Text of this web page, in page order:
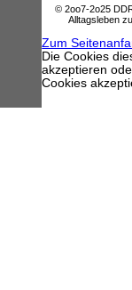
© 2oo7-2o25
Alltagsleben
Zum
Die Cookies
akzeptieren
Cookies